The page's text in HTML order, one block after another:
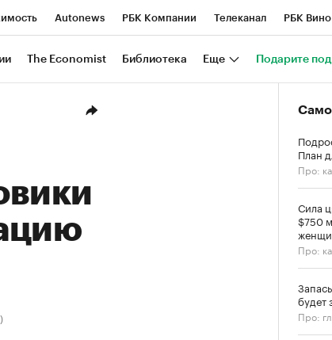
Autonews РБК Компании Телеканал РБК Вино
Визионеры Национальные проекты Город
The Economist Библиотека Еще Подарите
План
Про:
Сила
$750
Про:
будет
Про: